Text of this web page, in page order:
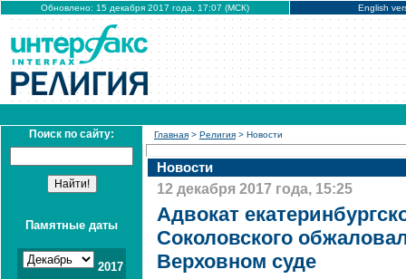
Обновлено: 15 декабря 2017 года, 17:07 (МСК) English
Поиск по сайту:
Памятные даты
2017
Главная > Религия > Новости
Новости
12 декабря 2017 года, 15:25
Адвокат
Соколовского
Верховном суде